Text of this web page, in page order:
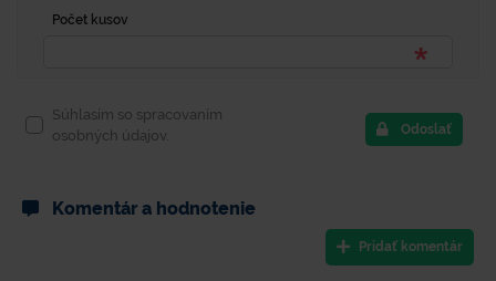
Počet kusov
Súhlasím so spracovaním
osobných údajov.
Odoslať
Komentár a hodnotenie
Pridať komentár